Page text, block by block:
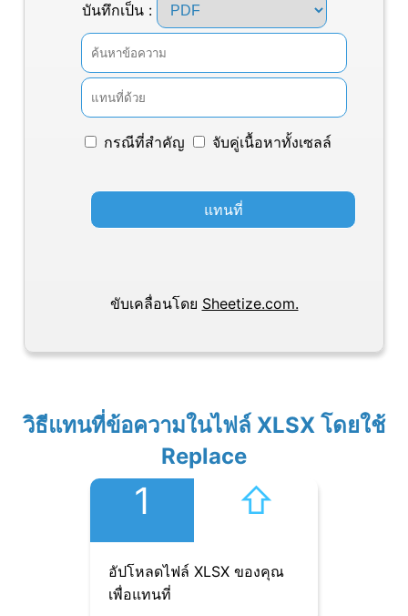
บันทึกเป็น :
กรณีที่สำคัญ จับคู่เนื้อหาทั้งเซลล์
แทนที่
ขับเคลื่อนโดย Sheetize.com.
วิธีแทนที่ข้อความในไฟล์ XLSX โดยใช้
Replace
1 ⇧︎
อัปโหลดไฟล์ XLSX ของคุณ
เพื่อแทนที่